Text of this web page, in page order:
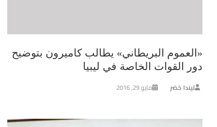
«العموم البريطاني» يطالب كاميرون بتوضيح
دور القوات الخاصة في ليبيا
ليندا خضر مايو 29, 2016